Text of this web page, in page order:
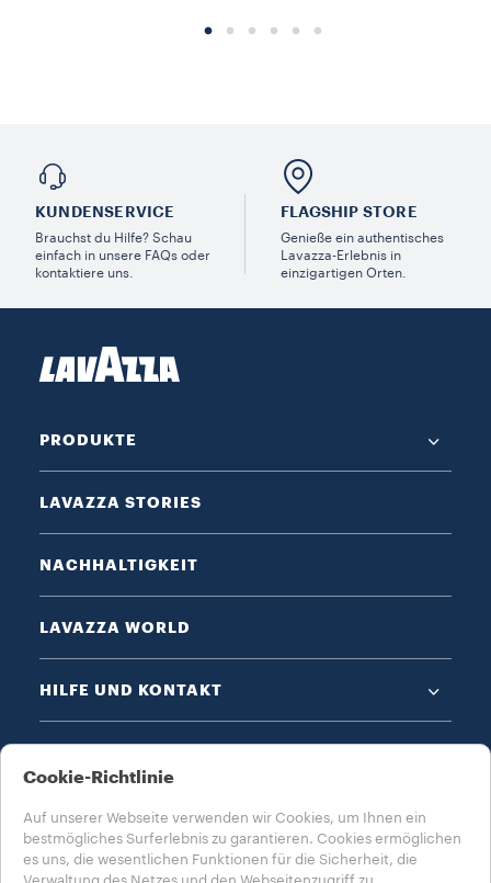
KUNDENSERVICE​
Brauchst du Hilfe? Schau
einfach in unsere FAQs oder
kontaktiere uns.
FLAGSHIP STORE
Genieße ein authentisches
Lavazza-Erlebnis in
einzigartigen Orten.
PRODUKTE
LAVAZZA STORIES
NACHHALTIGKEIT
LAVAZZA WORLD
HILFE UND KONTAKT
Cookie-Richtlinie
Auf unserer Webseite verwenden wir Cookies, um Ihnen ein
bestmögliches Surferlebnis zu garantieren. Cookies ermöglichen
es uns, die wesentlichen Funktionen für die Sicherheit, die